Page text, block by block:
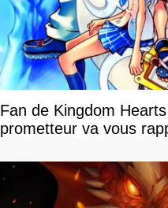
Fan de Kingdom
prometteur va vous